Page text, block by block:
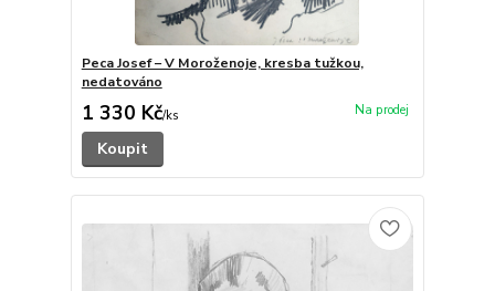
Peca Josef – V Moroženoje, kresba tužkou,
nedatováno
1 330 Kč/ks
Koupit